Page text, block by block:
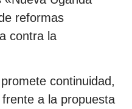
reformas
contra la
continuidad,
a la propuesta